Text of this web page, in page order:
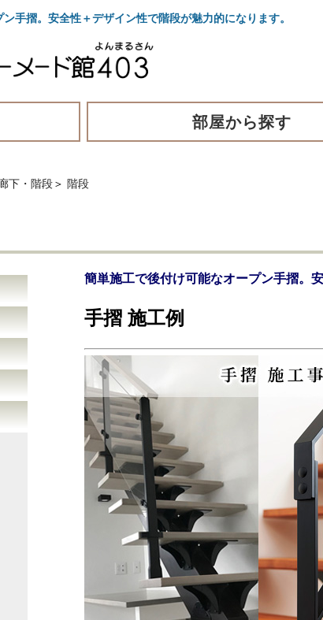
摺。安全性＋デザイン性で階段が魅力的になります。
部屋から探す
下・階段＞ 階段
簡単施工で後付け可能なオープン手摺。
手摺 施工例